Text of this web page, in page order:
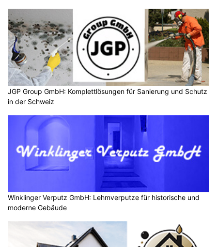
JGP Group GmbH: Komplettlösungen für Sanierung und Schutz
in der Schweiz
Winklinger Verputz GmbH: Lehmverputze für historische und
moderne Gebäude